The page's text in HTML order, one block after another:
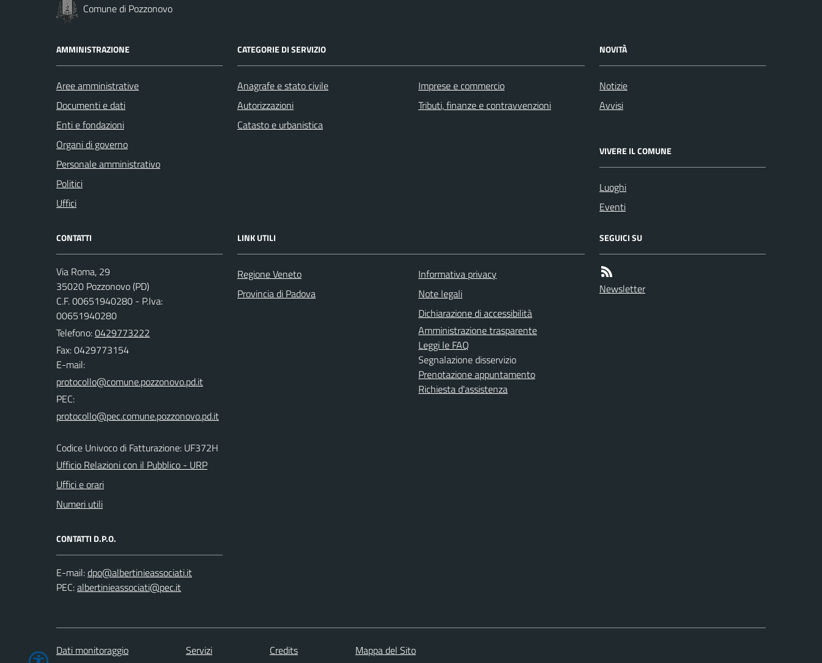
Comune di Pozzonovo
AMMINISTRAZIONE
Aree amministrative
Documenti e dati
Enti e fondazioni
Organi di governo
Personale amministrativo
Politici
Uffici
CATEGORIE DI SERVIZIO
Anagrafe e stato civile
Autorizzazioni
Catasto e urbanistica
Imprese e commercio
Tributi, finanze e contravvenzioni
NOVITÀ
Notizie
Avvisi
VIVERE IL COMUNE
Luoghi
Eventi
CONTATTI
Via Roma, 29
35020 Pozzonovo (PD)
C.F. 00651940280 - P.Iva:
00651940280
Telefono:0429773222
Fax: 0429773154
E-mail:
PEC:
Codice Univoco di Fatturazione: UF372H
Ufficio Relazioni con il Pubblico - URP
Uffici e orari
Numeri utili
CONTATTI D.P.O.
E-mail:
PEC:
LINK UTILI
Regione Veneto
Provincia di Padova
Informativa privacy
Note legali
Dichiarazione di accessibilità
Amministrazione trasparente
Leggi le FAQ
Segnalazione disservizio
Prenotazione appuntamento
Richiesta d'assistenza
SEGUICI SU
Newsletter
Dati monitoraggio Servizi Credits Mappa del Sito